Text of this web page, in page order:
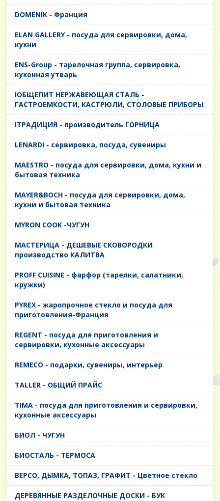
DOMENIK - Франция
ELAN GALLERY - посуда для сервировки, дома,
кухни
ENS-Group - тарелочная группа, сервировка,
кухонная утварь
IОБЩЕПИТ НЕРЖАВЕЮЩАЯ СТАЛЬ -
ГАСТРОЕМКОСТИ, КАСТРЮЛИ, СТОЛОВЫЕ ПРИБОРЫ
IТРАДИЦИЯ - производитель ГОРНИЦА
LENARDI - сервировка, посуда, сувениры
MAESTRO - посуда для сервировки, дома, кухни и
бытовая техника
MAYER&BOCH - посуда для сервировки, дома,
кухни и бытовая техника
MYRON COOK -ЧУГУН
MАСТЕРИЦА - ДЕШЕВЫЕ СКОВОРОДКИ
производство КАЛИТВА
PROFF CUISINE - фарфор (тарелки, салатники,
кружки)
PYREX - жаропрочное стекло и посуда для
приготовления-Франция
REGENT - посуда для приготовления и
сервировки, кухонные аксессуары
REMECO - подарки, сувениры, интерьер
TALLER - ОБЩИЙ ПРАЙС
TIMA - посуда для приготовления и сервировки,
кухонные аксессуары
БИОЛ - ЧУГУН
БИОСТАЛЬ - ТЕРМОСА
ВЕРСО, ДЫМКА, ТОПАЗ, ГРАФИТ - Цветное стекло
ДЕРЕВЯННЫЕ РАЗДЕЛОЧНЫЕ ДОСКИ - БУК